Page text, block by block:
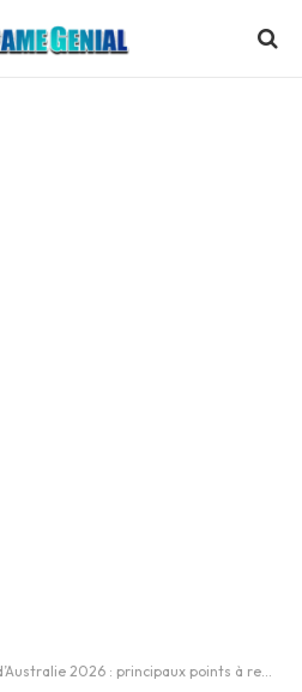
2026 : principaux points à retenir et signaux pour la saison